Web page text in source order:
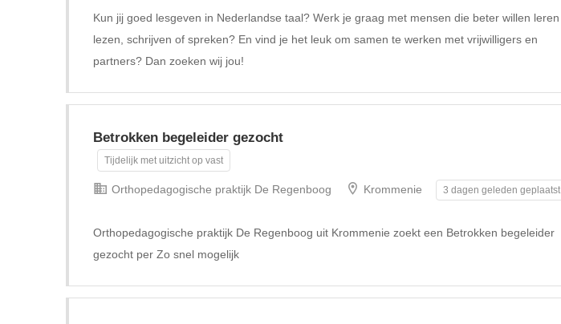
Kun jij goed lesgeven in Nederlandse taal? Werk je graag met mensen die beter willen leren
lezen, schrijven of spreken? En vind je het leuk om samen te werken met vrijwilligers en
partners? Dan zoeken wij jou!
Betrokken begeleider gezocht
Tijdelijk met uitzicht op vast
Orthopedagogische praktijk De Regenboog Krommenie 3 dagen geleden geplaatst
Orthopedagogische praktijk De Regenboog uit Krommenie zoekt een Betrokken begeleider
gezocht per Zo snel mogelijk